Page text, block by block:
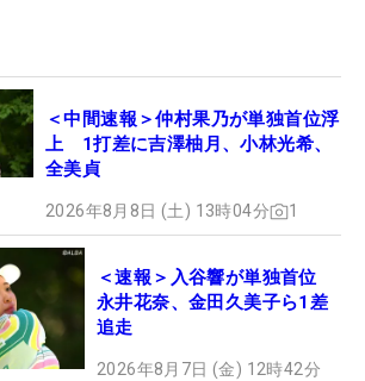
＜中間速報＞仲村果乃が単独首位浮
上 1打差に吉澤柚月、小林光希、
全美貞
2026年8月8日 (土) 13時04分 1
＜速報＞入谷響が単独首位
永井花奈、金田久美子ら1差
追走
2026年8月7日 (金) 12時42分